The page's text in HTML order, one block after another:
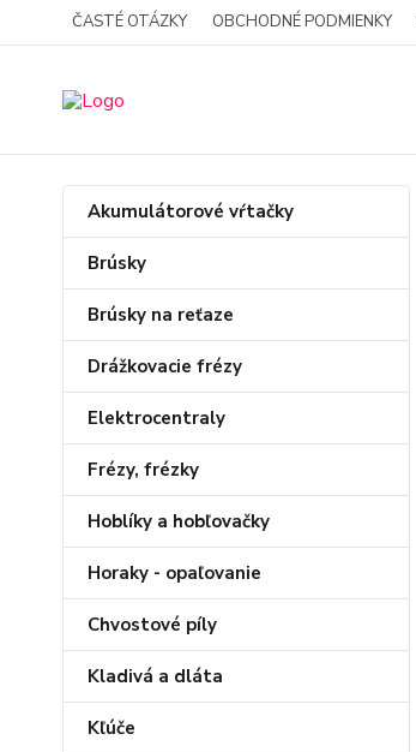
ČASTÉ OTÁZKY OBCHODNÉ PODMIENKY
Akumulátorové vŕtačky
Brúsky
Brúsky na reťaze
Drážkovacie frézy
Elektrocentraly
Frézy, frézky
Hoblíky a hobľovačky
Horaky - opaľovanie
Chvostové píly
Kladivá a dláta
Kľúče